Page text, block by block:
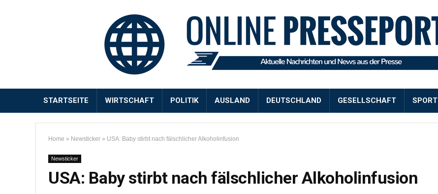
STARTSEITE WIRTSCHAFT POLITIK AUSLAND DEUTSCHLAND GESELLSCHAFT SPORT
Home » Newsticker » USA: Baby stirbt nach fälschlicher Alkoholinfusion
Newsticker
USA: Baby stirbt nach fälschlicher Alkoholinfusion